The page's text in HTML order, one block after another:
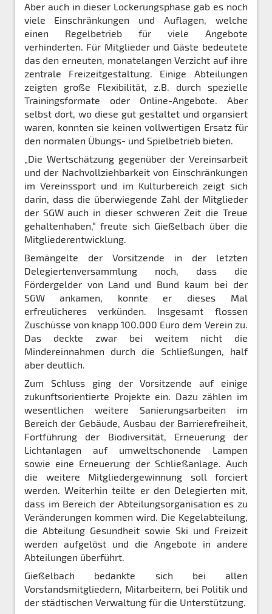
Aber auch in dieser Lockerungsphase gab es noch
viele Einschränkungen und Auflagen, welche
einen Regelbetrieb für viele Angebote
verhinderten. Für Mitglieder und Gäste bedeutete
das den erneuten, monatelangen Verzicht auf ihre
zentrale Freizeitgestaltung. Einige Abteilungen
zeigten große Flexibilität, z.B. durch spezielle
Trainingsformate oder Online-Angebote. Aber
selbst dort, wo diese gut gestaltet und organsiert
waren, konnten sie keinen vollwertigen Ersatz für
den normalen Übungs- und Spielbetrieb bieten.
„Die Wertschätzung gegenüber der Vereinsarbeit
und der Nachvollziehbarkeit von Einschränkungen
im Vereinssport und im Kulturbereich zeigt sich
darin, dass die überwiegende Zahl der Mitglieder
der SGW auch in dieser schweren Zeit die Treue
gehaltenhaben,“ freute sich Gießelbach über die
Mitgliederentwicklung.
Bemängelte der Vorsitzende in der letzten
Delegiertenversammlung noch, dass die
Fördergelder von Land und Bund kaum bei der
SGW ankamen, konnte er dieses Mal
erfreulicheres verkünden. Insgesamt flossen
Zuschüsse von knapp 100.000 Euro dem Verein zu.
Das deckte zwar bei weitem nicht die
Mindereinnahmen durch die Schließungen, half
aber deutlich.
Zum Schluss ging der Vorsitzende auf einige
zukunftsorientierte Projekte ein. Dazu zählen im
wesentlichen weitere Sanierungsarbeiten im
Bereich der Gebäude, Ausbau der Barrierefreiheit,
Fortführung der Biodiversität, Erneuerung der
Lichtanlagen auf umweltschonende Lampen
sowie eine Erneuerung der Schließanlage. Auch
die weitere Mitgliedergewinnung soll forciert
werden. Weiterhin teilte er den Delegierten mit,
dass im Bereich der Abteilungsorganisation es zu
Veränderungen kommen wird. Die Kegelabteilung,
die Abteilung Gesundheit sowie Ski und Freizeit
werden aufgelöst und die Angebote in andere
Abteilungen überführt.
Gießelbach bedankte sich bei allen
Vorstandsmitgliedern, Mitarbeitern, bei Politik und
der städtischen Verwaltung für die Unterstützung.